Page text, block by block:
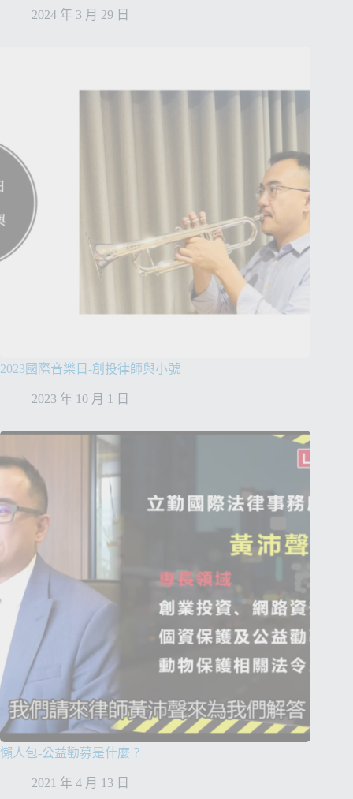
2024 年 3 月 29 日
2023國際音樂日-創投律師與小號
2023 年 10 月 1 日
懶人包-公益勸募是什麼？
2021 年 4 月 13 日